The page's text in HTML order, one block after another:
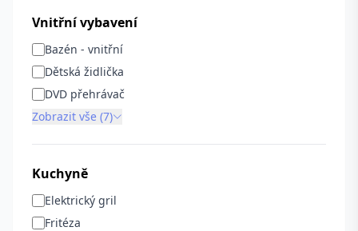
Vnitřní vybavení
Bazén - vnitřní
Dětská židlička
DVD přehrávač
Zobrazit vše (7)
Kuchyně
Elektrický gril
Fritéza